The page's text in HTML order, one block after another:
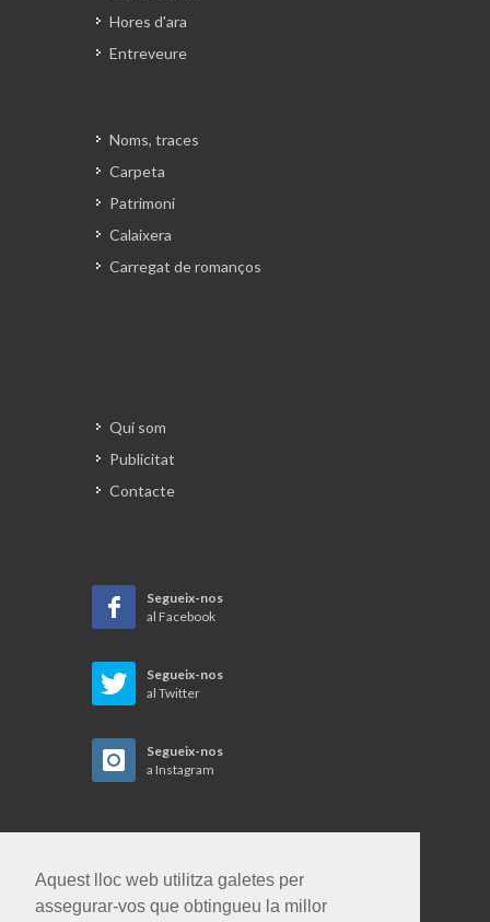
Aquest lloc web utilitza galetes per
assegurar-vos que obtingueu la millor
Hores d'ara
Entreveure
Noms, traces
Carpeta
Patrimoni
Calaixera
Carregat de romanços
Qui som
Publicitat
Contacte
Segueix-nos
al Facebook
Segueix-nos
al Twitter
Segueix-nos
a Instagram